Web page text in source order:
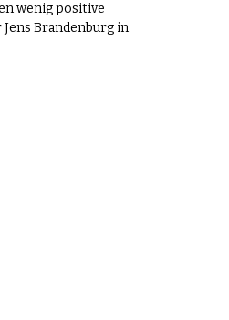
wenig positive
Brandenburg in